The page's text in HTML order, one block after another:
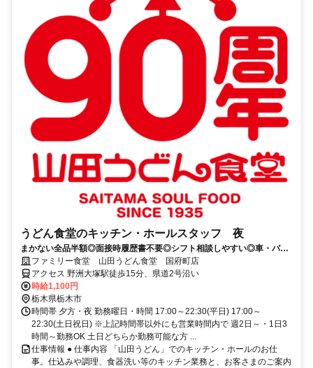
うどん食堂のキッチン・ホールスタッフ 夜
まかない全品半額◎面接時履歴書不要◎シフト相談しやすい◎車・バイ
ク通勤OK◎交通費支給◎
ファミリー食堂 山田うどん食堂 国府町店
アクセス 野洲大塚駅徒歩15分、県道2号沿い
時給1,100円
栃木県栃木市
時間帯 夕方・夜 勤務曜日・時間 17:00～22:30(平日) 17:00～
22:30(土日祝日) ※上記時間帯以外にも営業時間内で 週2日～・1日3
時間～勤務OK 土日どちらか勤務可能な方 ...
仕事情報 ● 仕事内容 「山田うどん」でのキッチン・ホールのお仕
事。仕込みや調理、食器洗い等のキッチン業務と、お客さまのご案内